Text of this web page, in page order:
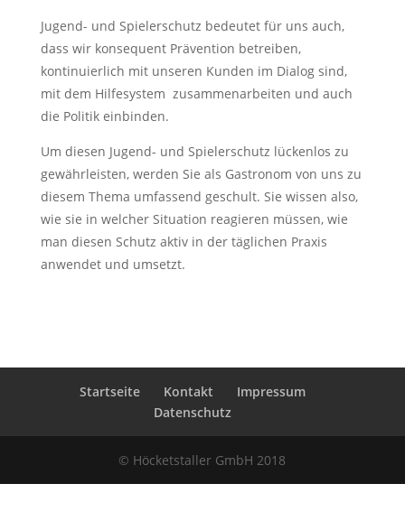
Jugend- und Spielerschutz bedeutet für uns auch,
dass wir konsequent Prävention betreiben,
kontinuierlich mit unseren Kunden im Dialog sind,
mit dem Hilfesystem zusammenarbeiten und auch
die Politik einbinden.
Um diesen Jugend- und Spielerschutz lückenlos zu
gewährleisten, werden Sie als Gastronom von uns zu
diesem Thema umfassend geschult. Sie wissen also,
wie sie in welcher Situation reagieren müssen, wie
man diesen Schutz aktiv in der täglichen Praxis
anwendet und umsetzt.
Startseite Kontakt
Impressum
Datenschutz
© Höcketstaller GmbH 2018